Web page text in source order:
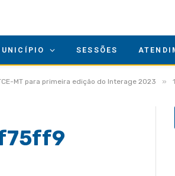
SESSÕES
MT para primeira edição do Interage 2023 »